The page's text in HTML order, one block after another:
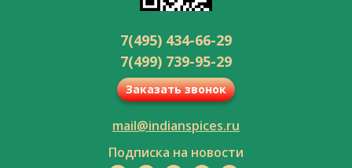
7(495) 434-66-29
7(499) 739-95-29
Заказать звонок
mail@indianspices.ru
Подписка на новости